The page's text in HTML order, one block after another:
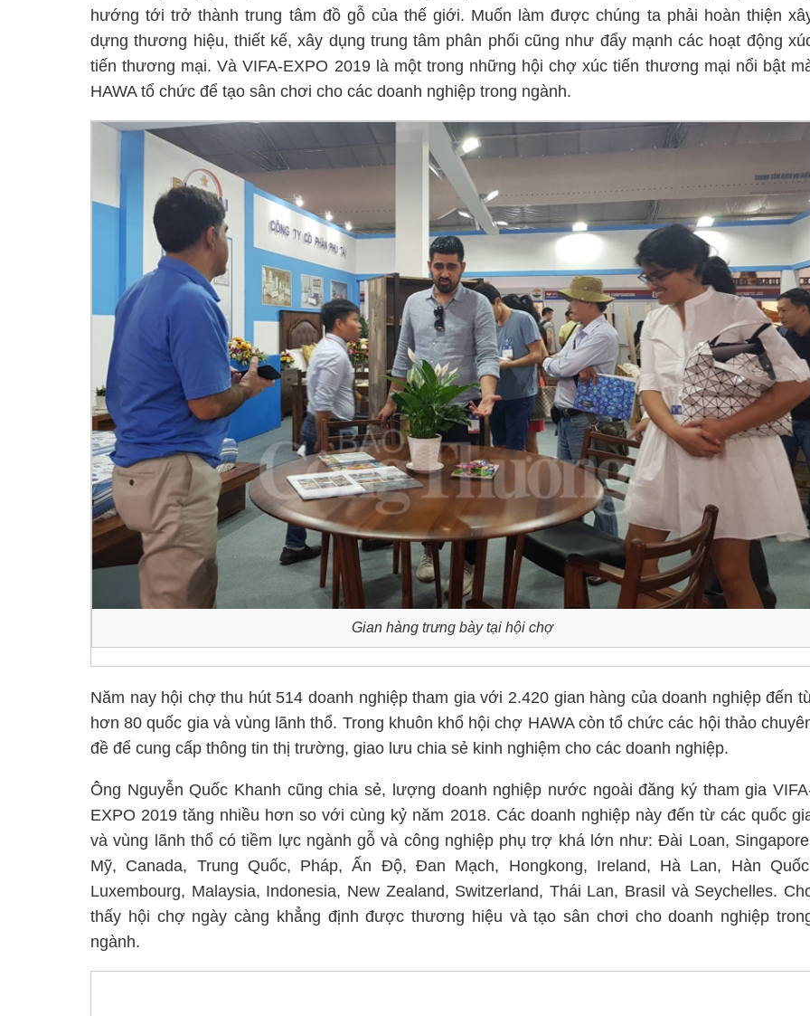
hướng tới trở thành trung tâm đồ gỗ của thế giới. Muốn làm được chúng ta phải hoàn thiện
dựng thương hiệu, thiết kế, xây dụng trung tâm phân phối cũng như đẩy mạnh các hoạt động
tiến thương mại. Và VIFA-EXPO 2019 là một trong những hội chợ xúc tiến thương mại nổi bật
HAWA tổ chức để tạo sân chơi cho các doanh nghiệp trong ngành.
Gian hàng trưng bày tại hội chợ
Năm nay hội chợ thu hút 514 doanh nghiệp tham gia với 2.420 gian hàng của doanh nghiệp đến
hơn 80 quốc gia và vùng lãnh thổ. Trong khuôn khổ hội chợ HAWA còn tổ chức các hội thảo
đề để cung cấp thông tin thị trường, giao lưu chia sẻ kinh nghiệm cho các doanh nghiệp.
Ông Nguyễn Quốc Khanh cũng chia sẻ, lượng doanh nghiệp nước ngoài đăng ký tham gia
EXPO 2019 tăng nhiều hơn so với cùng kỷ năm 2018. Các doanh nghiệp này đến từ các quốc
và vùng lãnh thổ có tiềm lực ngành gỗ và công nghiệp phụ trợ khá lớn như: Đài Loan,
Mỹ, Canada, Trung Quốc, Pháp, Ấn Độ, Đan Mạch, Hongkong, Ireland, Hà Lan, Hàn
Luxembourg, Malaysia, Indonesia, New Zealand, Switzerland, Thái Lan, Brasil và Seychelles.
thấy hội chợ ngày càng khẳng định được thương hiệu và tạo sân chơi cho doanh nghiệp
ngành.